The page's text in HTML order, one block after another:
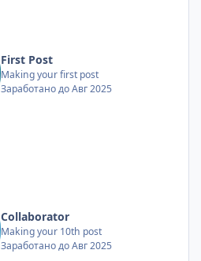
First Post
Making your first post
Заработано до Авг 2025
Collaborator
Making your 10th post
Заработано до Авг 2025